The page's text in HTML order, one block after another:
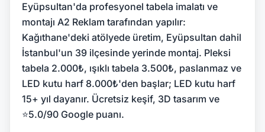
Eyüpsultan'da profesyonel tabela imalatı ve
montajı A2 Reklam tarafından yapılır:
Kağıthane'deki atölyede üretim, Eyüpsultan dahil
İstanbul'un 39 ilçesinde yerinde montaj. Pleksi
tabela 2.000₺, ışıklı tabela 3.500₺, paslanmaz ve
LED kutu harf 8.000₺'den başlar; LED kutu harf
15+ yıl dayanır. Ücretsiz keşif, 3D tasarım ve
⭐5.0/90 Google puanı.